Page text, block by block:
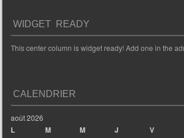
WIDGET READY
This center column is widget ready! Add one in the
CALENDRIER
août 2026
L M M J V